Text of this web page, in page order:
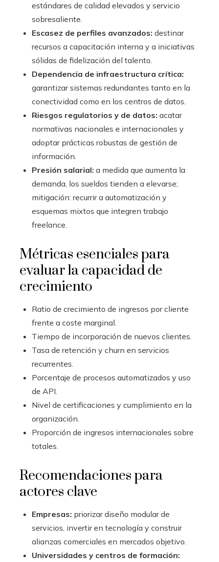
estándares de calidad elevados y servicio
sobresaliente.
Escasez de perfiles avanzados: destinar
recursos a capacitación interna y a iniciativas
sólidas de fidelización del talento.
Dependencia de infraestructura crítica:
garantizar sistemas redundantes tanto en la
conectividad como en los centros de datos.
Riesgos regulatorios y de datos: acatar
normativas nacionales e internacionales y
adoptar prácticas robustas de gestión de
información.
Presión salarial: a medida que aumenta la
demanda, los sueldos tienden a elevarse;
mitigación: recurrir a automatización y
esquemas mixtos que integren trabajo
freelance.
Métricas esenciales para
evaluar la capacidad de
crecimiento
Ratio de crecimiento de ingresos por cliente
frente a coste marginal.
Tiempo de incorporación de nuevos clientes.
Tasa de retención y churn en servicios
recurrentes.
Porcentaje de procesos automatizados y uso
de API.
Nivel de certificaciones y cumplimiento en la
organización.
Proporción de ingresos internacionales sobre
totales.
Recomendaciones para
actores clave
Empresas: priorizar diseño modular de
servicios, invertir en tecnología y construir
alianzas comerciales en mercados objetivo.
Universidades y centros de formación: